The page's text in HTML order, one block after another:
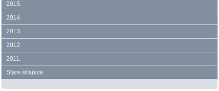
2015.
2014.
2013.
2012.
2011.
Stare stranice